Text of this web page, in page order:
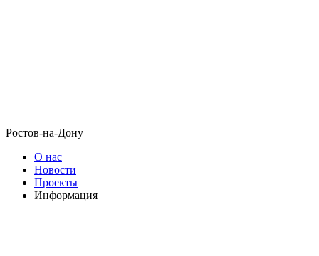
Ростов-на-Дону
О нас
Новости
Проекты
Информация